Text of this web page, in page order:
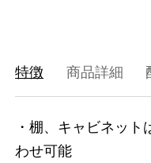
特徴 商品詳細
・棚、キャビネッ
わせ可能